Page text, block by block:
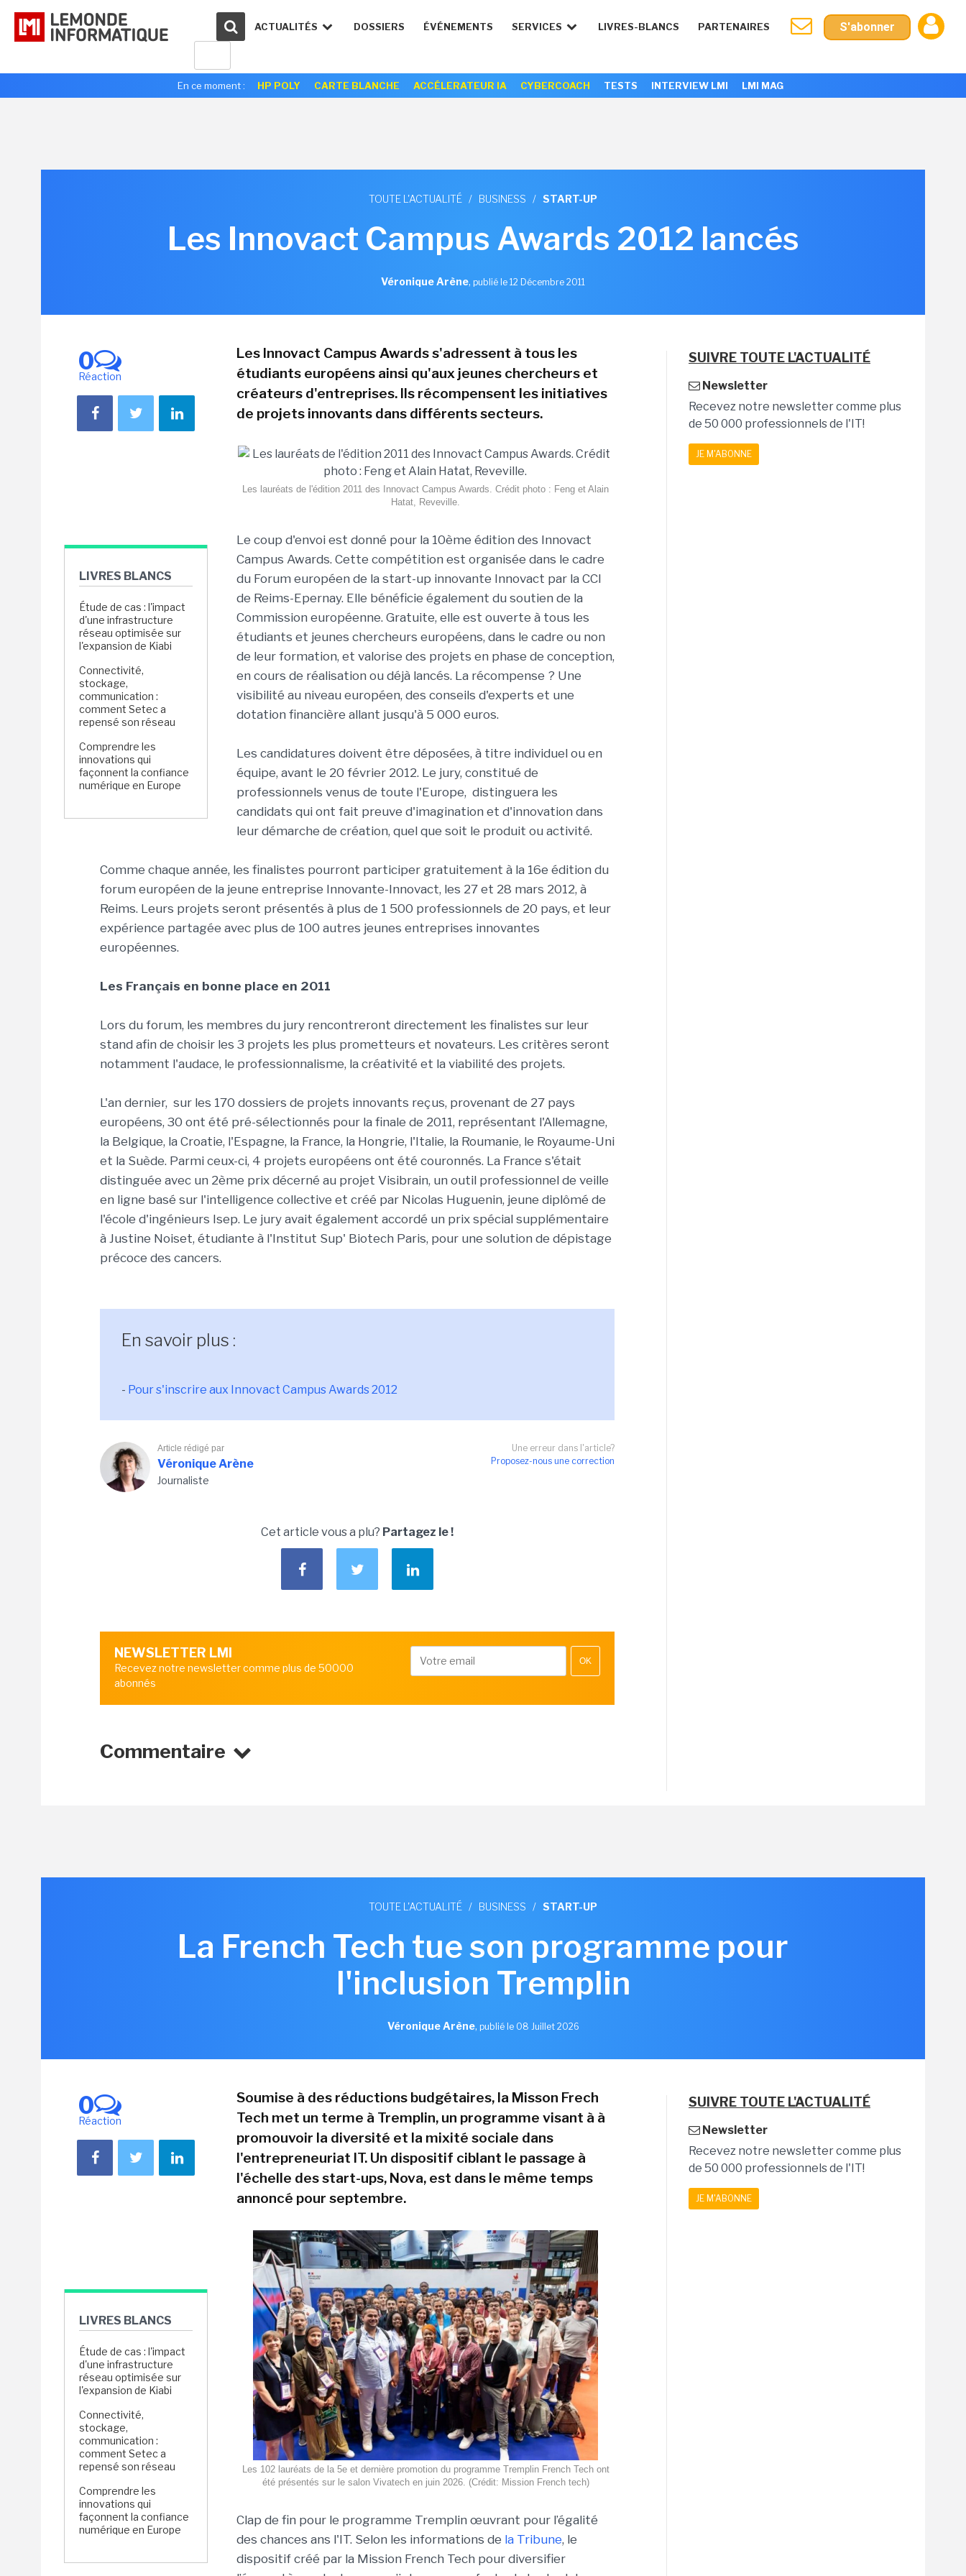
ACTUALITÉS DOSSIERS ÉVÉNEMENTS SERVICES LIVRES-BLANCS PARTENAIRES S'abonner
En ce moment : HP POLY CARTE BLANCHE ACCÉLERATEUR IA CYBERCOACH TESTS INTERVIEW LMI LMI MAG
TOUTE L'ACTUALITÉ / BUSINESS / START-UP
Les Innovact Campus Awards 2012 lancés
Véronique Arène, publié le 12 Décembre 2011
0
Réaction
LIVRES BLANCS
Étude de cas : l'impact
d'une infrastructure
réseau optimisée sur
l'expansion de Kiabi
Connectivité,
stockage,
communication :
comment Setec a
repensé son réseau
Comprendre les
innovations qui
façonnent la confiance
numérique en Europe
Les Innovact Campus Awards s'adressent à tous les
étudiants européens ainsi qu'aux jeunes chercheurs et
créateurs d'entreprises. Ils récompensent les initiatives
de projets innovants dans différents secteurs.
Les lauréats de l'édition 2011 des Innovact Campus Awards. Crédit photo : Feng et Alain
Hatat, Reveville.
Le coup d'envoi est donné pour la 10ème édition des Innovact
Campus Awards. Cette compétition est organisée dans le cadre
du Forum européen de la start-up innovante Innovact par la CCI
de Reims-Epernay. Elle bénéficie également du soutien de la
Commission européenne. Gratuite, elle est ouverte à tous les
étudiants et jeunes chercheurs européens, dans le cadre ou non
de leur formation, et valorise des projets en phase de conception,
en cours de réalisation ou déjà lancés. La récompense ? Une
visibilité au niveau européen, des conseils d'experts et une
dotation financière allant jusqu'à 5 000 euros.
Les candidatures doivent être déposées, à titre individuel ou en
équipe, avant le 20 février 2012. Le jury, constitué de
professionnels venus de toute l'Europe, distinguera les
candidats qui ont fait preuve d'imagination et d'innovation dans
leur démarche de création, quel que soit le produit ou activité.
Comme chaque année, les finalistes pourront participer gratuitement à la 16e édition du
forum européen de la jeune entreprise Innovante-Innovact, les 27 et 28 mars 2012, à
Reims. Leurs projets seront présentés à plus de 1 500 professionnels de 20 pays, et leur
expérience partagée avec plus de 100 autres jeunes entreprises innovantes
européennes.
Les Français en bonne place en 2011
Lors du forum, les membres du jury rencontreront directement les finalistes sur leur
stand afin de choisir les 3 projets les plus prometteurs et novateurs. Les critères seront
notamment l'audace, le professionnalisme, la créativité et la viabilité des projets.
L'an dernier, sur les 170 dossiers de projets innovants reçus, provenant de 27 pays
européens, 30 ont été pré-sélectionnés pour la finale de 2011, représentant l'Allemagne,
la Belgique, la Croatie, l'Espagne, la France, la Hongrie, l'Italie, la Roumanie, le Royaume-Uni
et la Suède. Parmi ceux-ci, 4 projets européens ont été couronnés. La France s'était
distinguée avec un 2ème prix décerné au projet Visibrain, un outil professionnel de veille
en ligne basé sur l'intelligence collective et créé par Nicolas Huguenin, jeune diplômé de
l'école d'ingénieurs Isep. Le jury avait également accordé un prix spécial supplémentaire
à Justine Noiset, étudiante à l'Institut Sup' Biotech Paris, pour une solution de dépistage
précoce des cancers.
En savoir plus :
- Pour s'inscrire aux Innovact Campus Awards 2012
Une erreur dans l'article?
Proposez-nous une correction
Article rédigé par
Véronique Arène
Journaliste
Cet article vous a plu? Partagez le !
NEWSLETTER LMI
Recevez notre newsletter comme plus de 50000
abonnés
OK
Commentaire
SUIVRE TOUTE L'ACTUALITÉ
Newsletter
Recevez notre newsletter comme plus
de 50 000 professionnels de l'IT!
JE M'ABONNE
TOUTE L'ACTUALITÉ / BUSINESS / START-UP
La French Tech tue son programme pour
l'inclusion Tremplin
Véronique Arène, publié le 08 Juillet 2026
0
Réaction
LIVRES BLANCS
Étude de cas : l'impact
d'une infrastructure
réseau optimisée sur
l'expansion de Kiabi
Connectivité,
stockage,
communication :
comment Setec a
repensé son réseau
Comprendre les
innovations qui
façonnent la confiance
numérique en Europe
Soumise à des réductions budgétaires, la Misson Frech
Tech met un terme à Tremplin, un programme visant à à
promouvoir la diversité et la mixité sociale dans
l'entrepreneuriat IT. Un dispositif ciblant le passage à
l'échelle des start-ups, Nova, est dans le même temps
annoncé pour septembre.
Les 102 lauréats de la 5e et dernière promotion du programme Tremplin French Tech ont
été présentés sur le salon Vivatech en juin 2026. (Crédit: Mission French tech)
Clap de fin pour le programme Tremplin œuvrant pour l’égalité
des chances ans l'IT. Selon les informations de la Tribune, le
dispositif créé par la Mission French Tech pour diversifier
SUIVRE TOUTE L'ACTUALITÉ
Newsletter
Recevez notre newsletter comme plus
de 50 000 professionnels de l'IT!
JE M'ABONNE